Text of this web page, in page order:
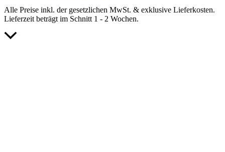
Alle Preise inkl. der gesetzlichen MwSt. & exklusive Lieferkosten.
Lieferzeit beträgt im Schnitt 1 - 2 Wochen.